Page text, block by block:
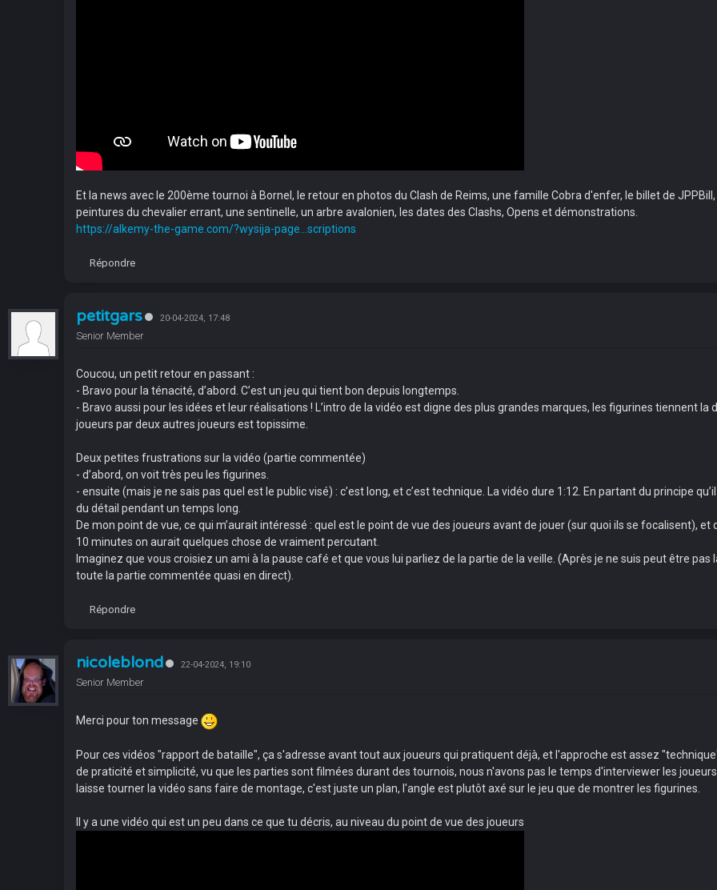
Et la news avec le 200ème tournoi à Bornel, le retour en photos du Clash de Reims, une famille Cobra d'enfer, le billet de
peintures du chevalier errant, une sentinelle, un arbre avalonien, les dates des Clashs, Opens et démonstrations.
https://alkemy-the-game.com/?wysija-page...scriptions
Répondre
petitgars 20-04-2024, 17:48
Senior Member
Coucou, un petit retour en passant :
- Bravo pour la ténacité, d’abord. C’est un jeu qui tient bon depuis longtemps.
- Bravo aussi pour les idées et leur réalisations ! L’intro de la vidéo est digne des plus grandes marques, les figurines tiennent
joueurs par deux autres joueurs est topissime.
Deux petites frustrations sur la vidéo (partie commentée)
- d’abord, on voit très peu les figurines.
- ensuite (mais je ne sais pas quel est le public visé) : c’est long, et c’est technique. La vidéo dure 1:12. En partant du principe
du détail pendant un temps long.
De mon point de vue, ce qui m’aurait intéressé : quel est le point de vue des joueurs avant de jouer (sur quoi ils se focalisent),
10 minutes on aurait quelques chose de vraiment percutant.
Imaginez que vous croisiez un ami à la pause café et que vous lui parliez de la partie de la veille. (Après je ne suis peut être
toute la partie commentée quasi en direct).
Répondre
nicoleblond 22-04-2024, 19:10
Senior Member
Merci pour ton message
Pour ces vidéos "rapport de bataille", ça s'adresse avant tout aux joueurs qui pratiquent déjà, et l'approche est assez
de praticité et simplicité, vu que les parties sont filmées durant des tournois, nous n'avons pas le temps d'interviewer les
laisse tourner la vidéo sans faire de montage, c'est juste un plan, l'angle est plutôt axé sur le jeu que de montrer les figurines.
Il y a une vidéo qui est un peu dans ce que tu décris, au niveau du point de vue des joueurs